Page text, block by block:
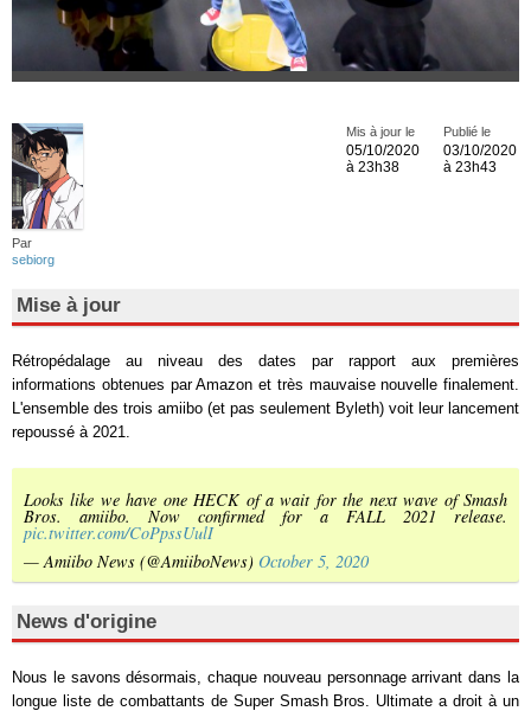
Par
sebiorg
Publié le
03/10/2020
à 23h43
Mis à jour le
05/10/2020
à 23h38
Mise à jour
Rétropédalage au niveau des dates par rapport aux premières
informations obtenues par Amazon et très mauvaise nouvelle finalement.
L'ensemble des trois amiibo (et pas seulement Byleth) voit leur lancement
repoussé à 2021.
Looks like we have one HECK of a wait for the next wave of Smash
Bros. amiibo. Now confirmed for a FALL 2021 release.
pic.twitter.com/CoPpssUulI
— Amiibo News (@AmiiboNews) October 5, 2020
News d'origine
Nous le savons désormais, chaque nouveau personnage arrivant dans la
longue liste de combattants de Super Smash Bros. Ultimate a droit à un